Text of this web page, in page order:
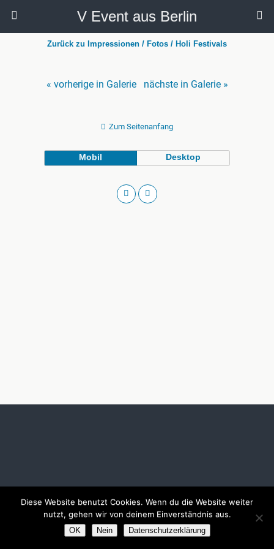
V Event aus Berlin
Zurück zu Impressionen / Fotos / Holi Festivals
« vorherige in Galerie nächste in Galerie »
Zum Seitenanfang
Mobil Desktop
Diese Website benutzt Cookies. Wenn du die Website weiter
nutzt, gehen wir von deinem Einverständnis aus.
OK Nein Datenschutzerklärung